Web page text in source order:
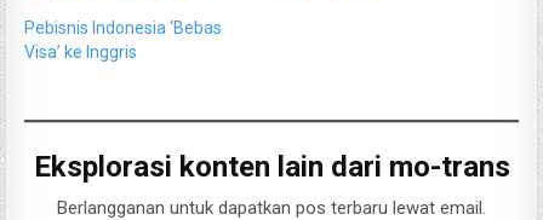
Pebisnis Indonesia ‘Bebas
Visa’ ke Inggris
Eksplorasi konten lain dari mo-trans
Berlangganan untuk dapatkan pos terbaru lewat email.